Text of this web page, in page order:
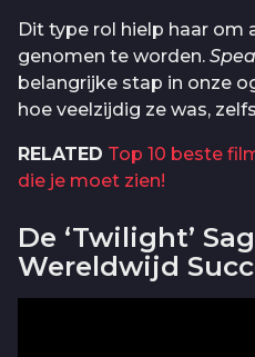
Dit type rol hielp haar om
genomen te worden.
belangrijke stap in onze
hoe veelzijdig ze was,
RELATED Top 10 beste
die je moet zien!
De ‘Twilight’
Wereldwijd